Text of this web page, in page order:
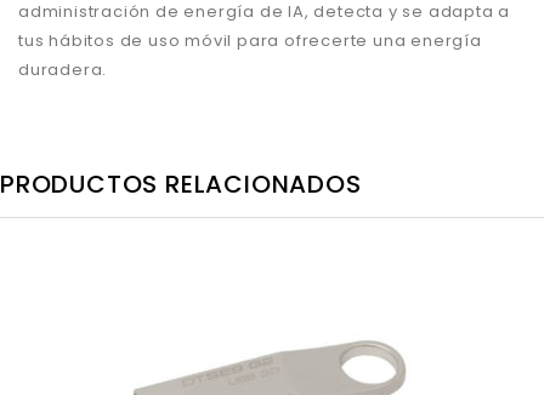
administración de energía de IA, detecta y se adapta a
tus hábitos de uso móvil para ofrecerte una energía
duradera.
PRODUCTOS RELACIONADOS